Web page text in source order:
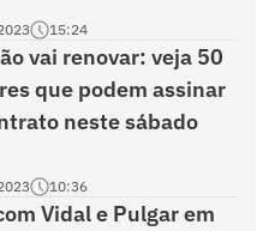
15:24
vai renovar: veja 50
que podem assinar
neste sábado
10:36
Vidal e Pulgar em